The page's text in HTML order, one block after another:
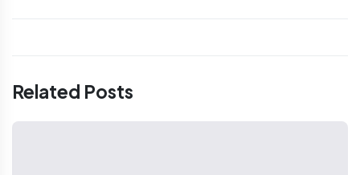
Related Posts